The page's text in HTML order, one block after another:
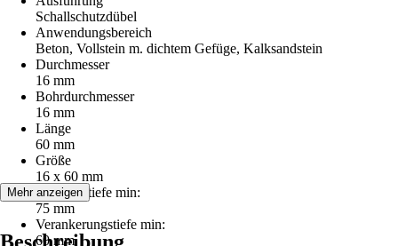
Schallschutzdübel
Anwendungsbereich
Beton, Vollstein m. dichtem Gefüge, Kalksandstein
Durchmesser
16 mm
Bohrdurchmesser
16 mm
Länge
60 mm
Größe
16 x 60 mm
Bohrlochtiefe min:
75 mm
Verankerungstiefe min:
60 mm
Mehr anzeigen